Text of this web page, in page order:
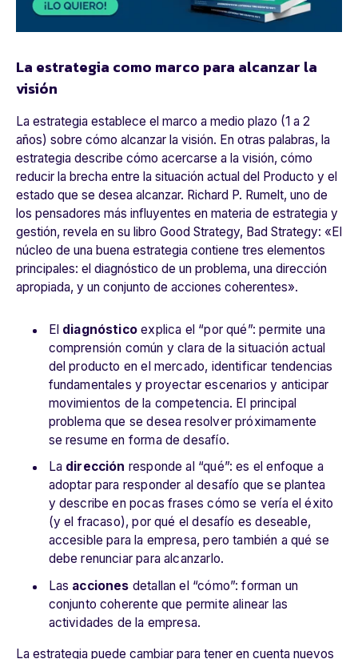
La estrategia como marco para alcanzar la
visión
La estrategia establece el marco a medio plazo (1 a 2
años) sobre cómo alcanzar la visión. En otras palabras, la
estrategia describe cómo acercarse a la visión, cómo
reducir la brecha entre la situación actual del Producto y el
estado que se desea alcanzar. Richard P. Rumelt, uno de
los pensadores más influyentes en materia de estrategia y
gestión, revela en su libro Good Strategy, Bad Strategy: «El
núcleo de una buena estrategia contiene tres elementos
principales: el diagnóstico de un problema, una dirección
apropiada, y un conjunto de acciones coherentes».
El diagnóstico explica el “por qué”: permite una
comprensión común y clara de la situación actual
del producto en el mercado, identificar tendencias
fundamentales y proyectar escenarios y anticipar
movimientos de la competencia. El principal
problema que se desea resolver próximamente
se resume en forma de desafío.
La dirección responde al “qué”: es el enfoque a
adoptar para responder al desafío que se plantea
y describe en pocas frases cómo se vería el éxito
(y el fracaso), por qué el desafío es deseable,
accesible para la empresa, pero también a qué se
debe renunciar para alcanzarlo.
Las acciones detallan el “cómo”: forman un
conjunto coherente que permite alinear las
actividades de la empresa.
La estrategia puede cambiar para tener en cuenta nuevos